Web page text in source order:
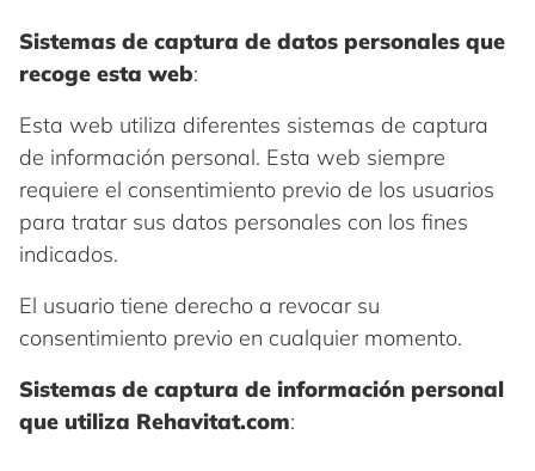
Sistemas de captura de datos personales que
recoge esta web:
Esta web utiliza diferentes sistemas de captura
de información personal. Esta web siempre
requiere el consentimiento previo de los usuarios
para tratar sus datos personales con los fines
indicados.
El usuario tiene derecho a revocar su
consentimiento previo en cualquier momento.
Sistemas de captura de información personal
que utiliza Rehavitat.com: